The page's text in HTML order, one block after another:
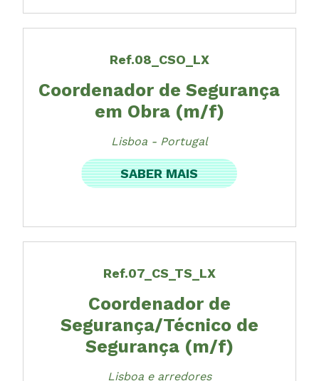
Ref.08_CSO_LX
Coordenador de Segurança
em Obra (m/f)
Lisboa - Portugal
SABER MAIS
Ref.07_CS_TS_LX
Coordenador de
Segurança/Técnico de
Segurança (m/f)
Lisboa e arredores